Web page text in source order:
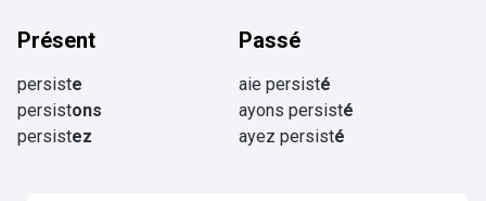
Présent
persiste
persistons
persistez
Passé
aie persisté
ayons persisté
ayez persisté